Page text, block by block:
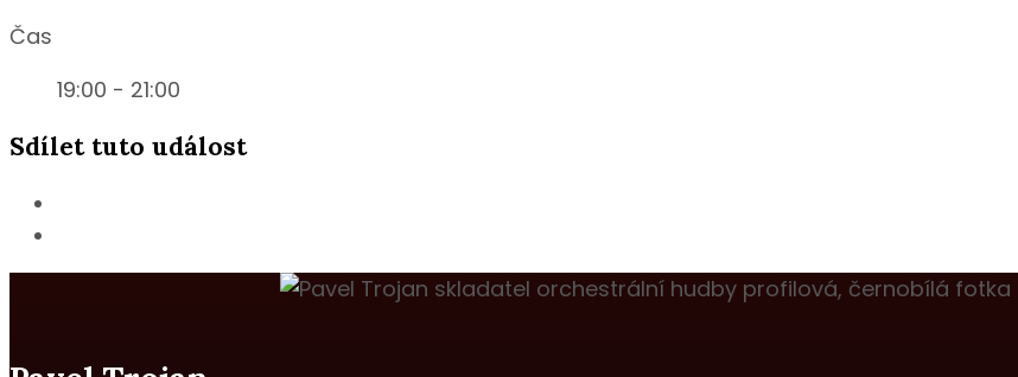
Čas
19:00 - 21:00
Sdílet tuto událost